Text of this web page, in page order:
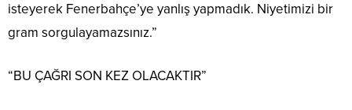
isteyerek Fenerbahçe’ye yanlış yapmadık. Niyetimizi bir
gram sorgulayamazsınız.”
“BU ÇAĞRI SON KEZ OLACAKTIR”